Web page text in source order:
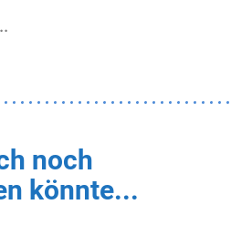
noch
könnte...